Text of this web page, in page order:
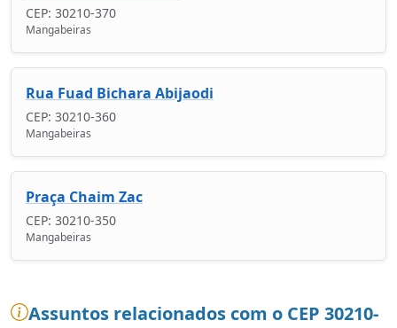
CEP: 30210-370
Mangabeiras
Rua Fuad Bichara Abijaodi
CEP: 30210-360
Mangabeiras
Praça Chaim Zac
CEP: 30210-350
Mangabeiras
Assuntos relacionados com o CEP 30210-